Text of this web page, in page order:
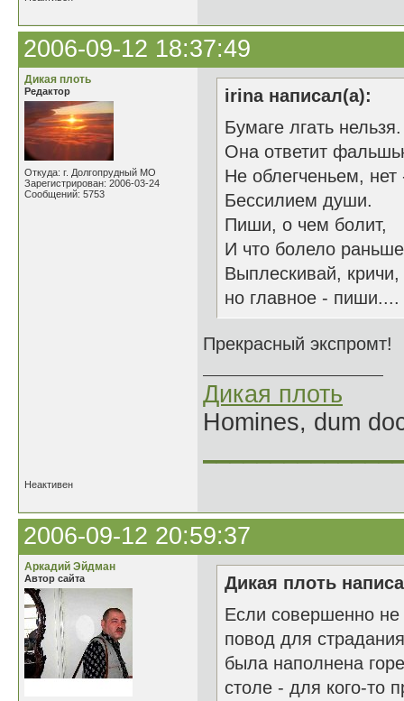
2006-09-12 18:37:49
Дикая плоть
Редактор
Откуда: г. Долгопрудный МО
Зарегистрирован: 2006-03-24
Сообщений: 5753
irina написал(а):
Бумаге лгать нельзя.
Она ответит
Не облегченьем, нет
Бессилием души.
Пиши, о чем болит,
И что болело
Выплескивай, кричи,
но главное - пиши....
Прекрасный экспромт!
Дикая плоть
Homines, dum
Неактивен
2006-09-12 20:59:37
Аркадий Эйдман
Автор сайта
Дикая плоть
Если совершенно не
повод для
была наполнена
столе - для кого-то